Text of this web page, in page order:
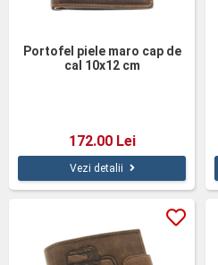
Portofel piele maro cap de
cal 10x12 cm
172.00 Lei
Vezi detalii